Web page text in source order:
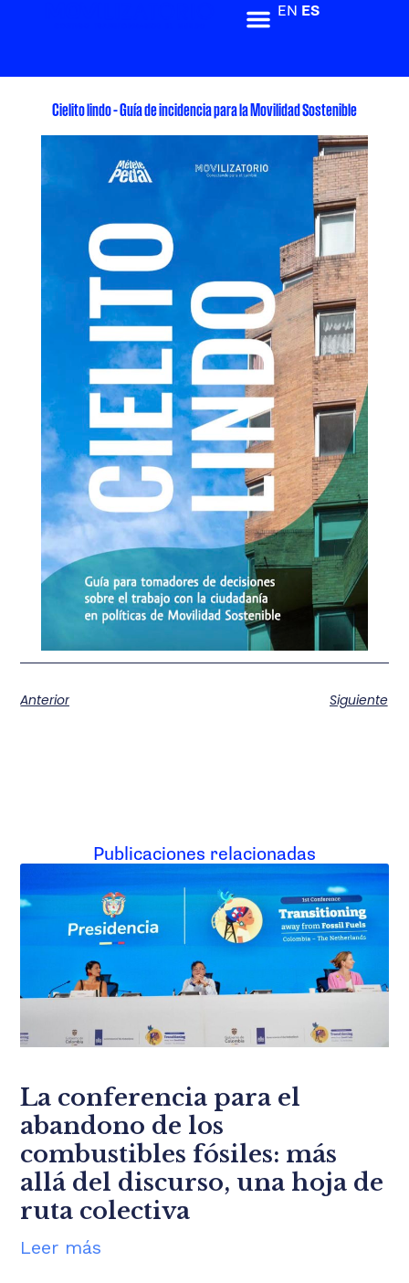
EN ES
Cielito lindo – Guía de incidencia para la Movilidad Sostenible
Anterior Siguiente
Publicaciones relacionadas
La conferencia para el
abandono de los
combustibles fósiles: más
allá del discurso, una hoja de
ruta colectiva
Leer más